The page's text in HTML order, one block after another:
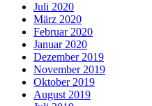
Juli 2020
März 2020
Februar 2020
Januar 2020
Dezember 2019
November 2019
Oktober 2019
August 2019